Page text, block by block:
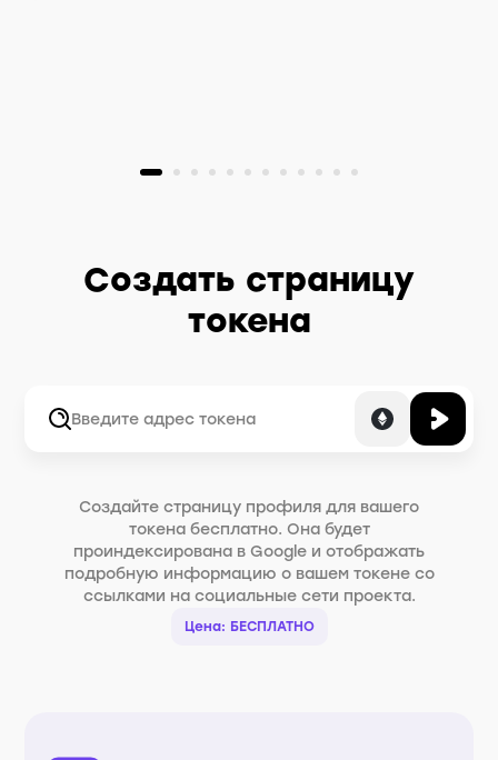
Создать страницу
токена
Создайте страницу профиля для вашего
токена бесплатно. Она будет
проиндексирована в Google и отображать
подробную информацию о вашем токене со
ссылками на социальные сети проекта.
Цена: БЕСПЛАТНО